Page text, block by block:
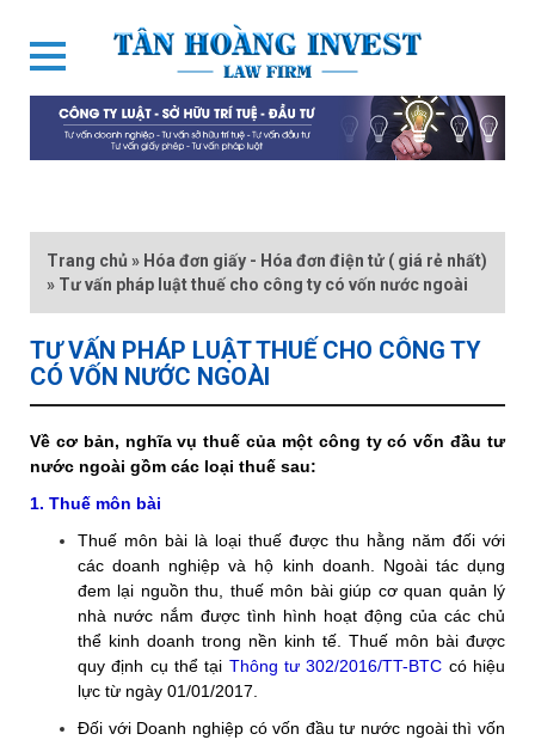
Trang chủ » Hóa đơn giấy - Hóa đơn điện tử ( giá rẻ nhất)
» Tư vấn pháp luật thuế cho công ty có vốn nước ngoài
TƯ VẤN PHÁP LUẬT THUẾ CHO CÔNG TY
CÓ VỐN NƯỚC NGOÀI
Về cơ bản, nghĩa vụ thuế của một công ty có vốn đầu tư
nước ngoài gồm các loại thuế sau:
1. Thuế môn bài
Thuế môn bài là loại thuế được thu hằng năm đối với
các doanh nghiệp và hộ kinh doanh. Ngoài tác dụng
đem lại nguồn thu, thuế môn bài giúp cơ quan quản lý
nhà nước nắm được tình hình hoạt động của các chủ
thể kinh doanh trong nền kinh tế. Thuế môn bài được
quy định cụ thể tại Thông tư 302/2016/TT-BTC có hiệu
lực từ ngày 01/01/2017.
Đối với Doanh nghiệp có vốn đầu tư nước ngoài thì vốn